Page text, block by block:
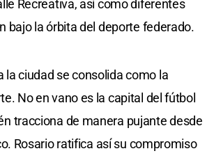
Recreativa, así como diferentes
bajo la órbita del deporte federado.
la ciudad se consolida como la
No en vano es la capital del fútbol
tracciona de manera pujante desde
Rosario ratifica así su compromiso